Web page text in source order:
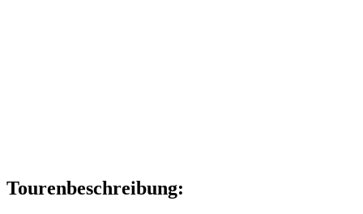
Tourenbeschreibung: